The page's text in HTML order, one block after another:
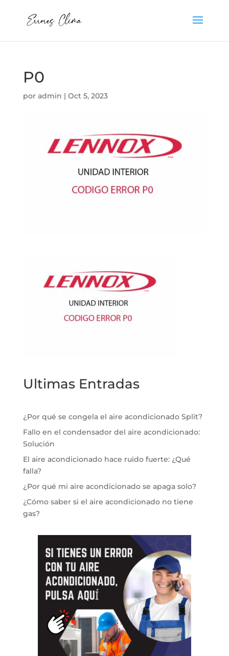
P0
por admin | Oct 5, 2023
Ultimas Entradas
¿Por qué se congela el aire acondicionado Split?
Fallo en el condensador del aire acondicionado:
Solución
El aire acondicionado hace ruido fuerte: ¿Qué
falla?
¿Por qué mi aire acondicionado se apaga solo?
¿Cómo saber si el aire acondicionado no tiene
gas?